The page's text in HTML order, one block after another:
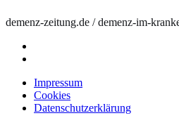
demenz-zeitung.de / demenz-im-
Impressum
Cookies
Datenschutzerklärung